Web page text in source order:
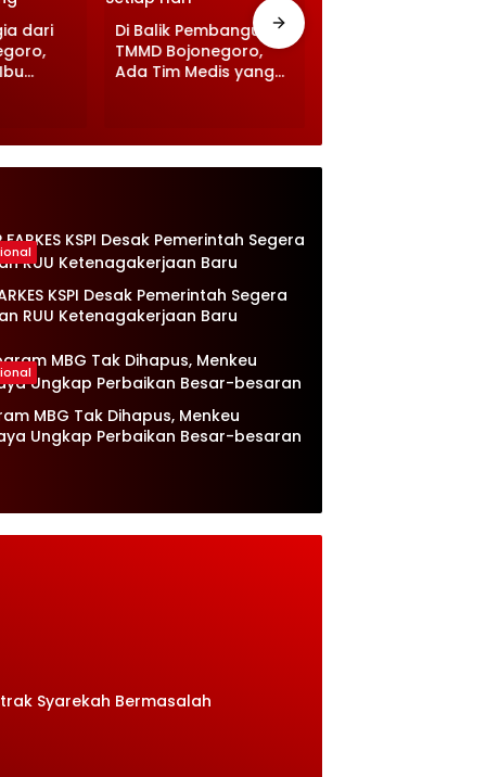
dari
Di Balik Pembangunan
TMMD Bojonegoro,
Ada Tim Medis yang
KSPI Desak Pemerintah Segera
RUU Ketenagakerjaan Baru
MBG Tak Dihapus, Menkeu
Ungkap Perbaikan Besar-besaran
Syarekah Bermasalah